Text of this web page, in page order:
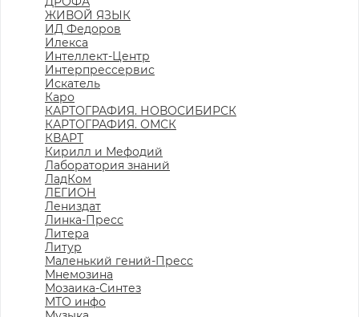
ЖИВОЙ ЯЗЫК
ИД Федоров
Илекса
Интеллект-Центр
Интерпрессервис
Искатель
Каро
КАРТОГРАФИЯ. НОВОСИБИРСК
КАРТОГРАФИЯ. ОМСК
КВАРТ
Кирилл и Мефодий
Лаборатория знаний
ЛадКом
ЛЕГИОН
Лениздат
Линка-Пресс
Литера
Литур
Маленький гений-Пресс
Мнемозина
Мозаика-Синтез
МТО инфо